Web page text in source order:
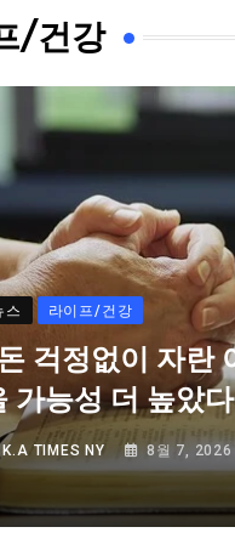
/건강
스 라이프/건강
걱정없이 자란
가능성 더 높았
K.A TIMES NY 8월 7, 2026